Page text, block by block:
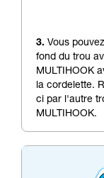
3. Vous
fond du trou
MULTIHOOK
la cordelette.
ci par l'autre
MULTIHOOK.